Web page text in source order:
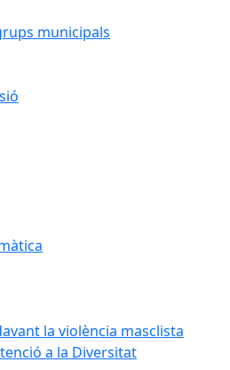
municipals
la violència masclista
a la Diversitat